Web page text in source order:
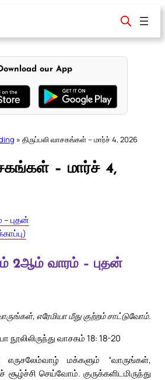
our App
» திருப்பலி வாசகங்கள் – மார்ச் 4, 2026
– மார்ச் 4,
புதன்
2ஆம் வாரம் – புதன்
எரேமியா மீது குற்றம் சாட்டுவோம்.
வாசகம் 18: 18-20
எருசலேம்வாழ் மக்களும் “வாருங்கள்,
சூழ்ச்சி செய்வோம். குருக்களிடமிருந்து